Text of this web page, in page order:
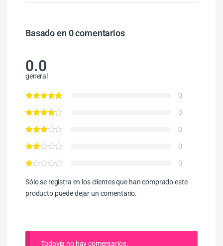
Basado en 0 comentarios
0.0
general
0
0
0
0
0
Sólo se registra en los clientes que han comprado este
producto puede dejar un comentario.
Todavía no hay comentarios.